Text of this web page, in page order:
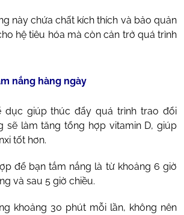
này chứa chất kích thích và bảo quản
hệ tiêu hóa mà còn cản trở quá trình
nắng hàng ngày
dục giúp thúc đẩy quá trình trao đổi
sẽ làm tăng tổng hợp vitamin D, giúp
tốt hơn.
để bạn tắm nắng là từ khoảng 6 giờ
và sau 5 giờ chiều.
khoảng 30 phút mỗi lần, không nên